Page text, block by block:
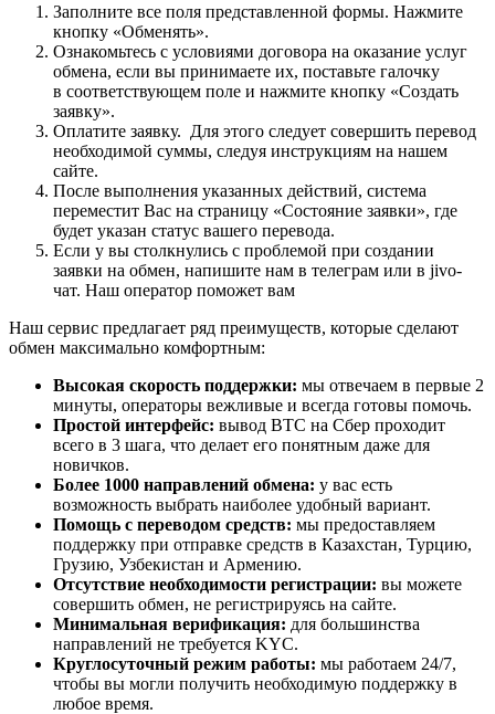
Заполните все поля представленной формы. Нажмите
кнопку «Обменять».
Ознакомьтесь с условиями договора на оказание услуг
обмена, если вы принимаете их, поставьте галочку
в соответствующем поле и нажмите кнопку «Создать
заявку».
Оплатите заявку. Для этого следует совершить перевод
необходимой суммы, следуя инструкциям на нашем
сайте.
После выполнения указанных действий, система
переместит Вас на страницу «Состояние заявки», где
будет указан статус вашего перевода.
Если у вы столкнулись с проблемой при создании
заявки на обмен, напишите нам в телеграм или в jivo-
чат. Наш оператор поможет вам
Наш сервис предлагает ряд преимуществ, которые сделают
обмен максимально комфортным:
Высокая скорость поддержки: мы отвечаем в первые 2
минуты, операторы вежливые и всегда готовы помочь.
Простой интерфейс: вывод BTC на Сбер проходит
всего в 3 шага, что делает его понятным даже для
новичков.
Более 1000 направлений обмена: у вас есть
возможность выбрать наиболее удобный вариант.
Помощь с переводом средств: мы предоставляем
поддержку при отправке средств в Казахстан, Турцию,
Грузию, Узбекистан и Армению.
Отсутствие необходимости регистрации: вы можете
совершить обмен, не регистрируясь на сайте.
Минимальная верификация: для большинства
направлений не требуется KYC.
Круглосуточный режим работы: мы работаем 24/7,
чтобы вы могли получить необходимую поддержку в
любое время.